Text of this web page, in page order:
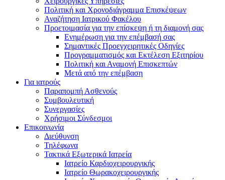
Πολιτική και Χρονοδιάγραμμα Επισκέψεων
Αναζήτηση Ιατρικού Φακέλου
Προετοιμασία για την επίσκεψη ή τη διαμονή σας
Ενημέρωση για την επέμβασή σας
Σημαντικές Προεγχειρητικές Οδηγίες
Προγραμματισμός και Εκτέλεση Εξιτηρίου
Πολιτική και Αναμονή Επισκεπτών
Μετά από την επέμβαση
Για ιατρούς
Παραπομπή Ασθενούς
Συμβουλευτική
Συνεργασίες
Χρήσιμοι Σύνδεσμοι
Επικοινωνία
Διεύθυνση
Τηλέφωνα
Τακτικά Εξωτερικά Ιατρεία
Ιατρείο Καρδιοχειρουργικής
Ιατρείο Θωρακοχειρουργικής